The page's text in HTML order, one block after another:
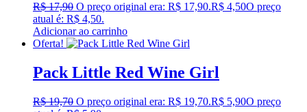
R$17,90 O preço original era: R$ 17,90.R$ 4,50O preço
atual é: R$ 4,50.
Adicionar ao carrinho
Oferta!
Pack Little Red Wine Girl
R$19,70 O preço original era: R$ 19,70.R$ 5,90O preço